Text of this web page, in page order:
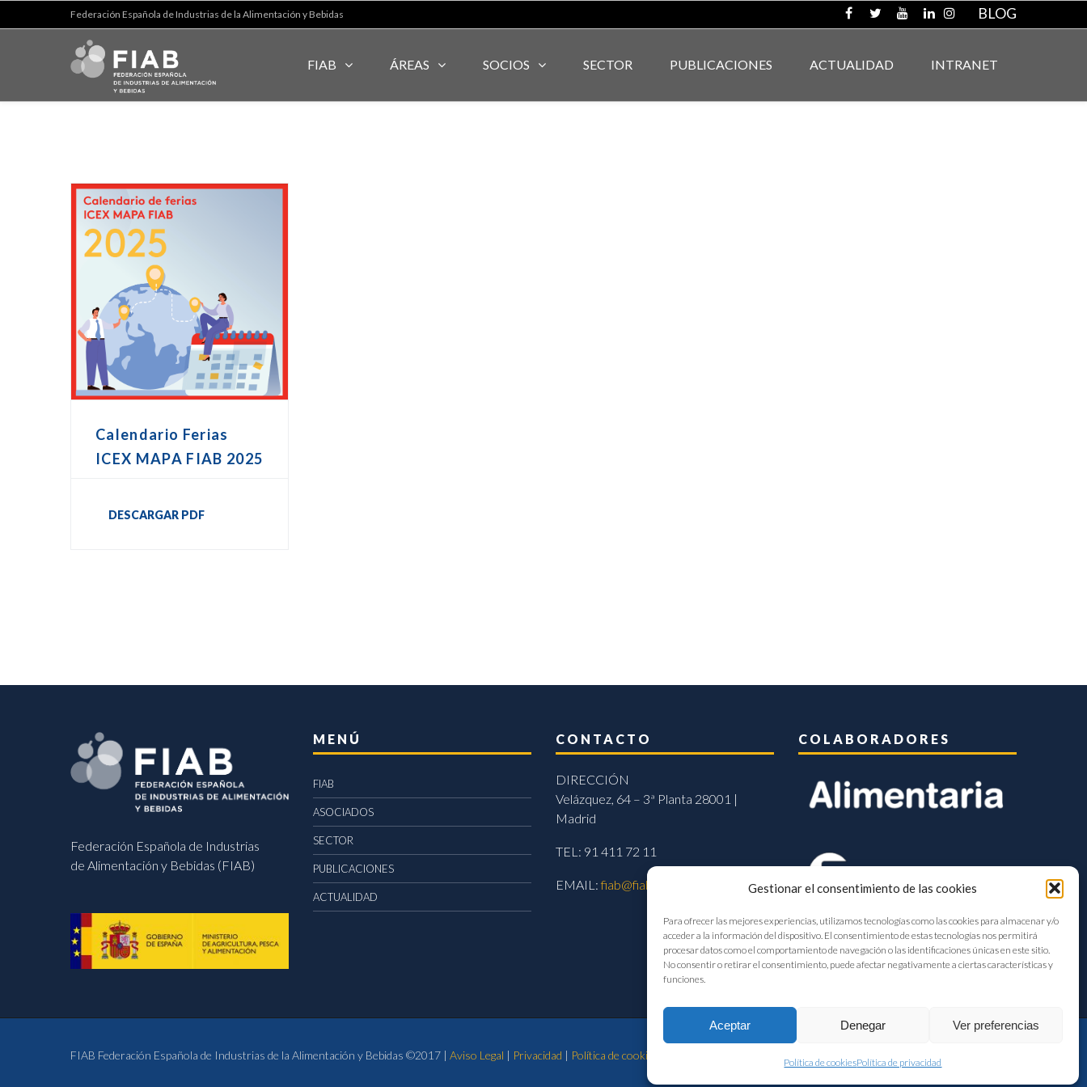
Gestionar el consentimiento de las cookies
Para ofrecer las mejores experiencias, utilizamos tecnologías como las cookies para almacenar y/o
acceder a la información del dispositivo. El consentimiento de estas tecnologías nos permitirá
procesar datos como el comportamiento de navegación o las identificaciones únicas en este sitio.
No consentir o retirar el consentimiento, puede afectar negativamente a ciertas características y
funciones.
Aceptar Denegar Ver preferencias
Política de cookiesPolítica de privacidad
Federación Española de Industrias de la Alimentación y Bebidas BLOG
FIAB ÁREAS SOCIOS SECTOR PUBLICACIONES ACTUALIDAD INTRANET
Calendario Ferias
ICEX MAPA FIAB 2025
DESCARGAR PDF
Federación Española de Industrias
de Alimentación y Bebidas (FIAB)
MENÚ
FIAB
ASOCIADOS
SECTOR
PUBLICACIONES
ACTUALIDAD
CONTACTO
DIRECCIÓN
Velázquez, 64 – 3ª Planta 28001 |
Madrid
TEL: 91 411 72 11
EMAIL:fiab@fiab.es
COLABORADORES
FIAB Federación Española de Industrias de la Alimentación y Bebidas ©2017 | Aviso Legal | Privacidad | Política de cookies